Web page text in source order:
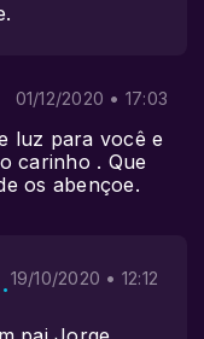
01/12/2020 • 17:03
luz para você e
carinho . Que
os abençoe.
brito19/10/2020 • 12:12